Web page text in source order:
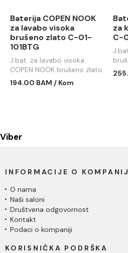
Baterija COPEN NOOK
za lavabo visoka
brušeno zlato C-01-
101BTG
J.bat. za lavabo visoka
COPEN NOOK brušeno zlato
C-01-101BTG
194.00 BAM / Kom
za
C-
Viber
INFORMACIJE O
O nama
Naši saloni
Društvena odgovornost
Kontakt
Podaci o kompaniji
KORISNIČKA PODRŠKA